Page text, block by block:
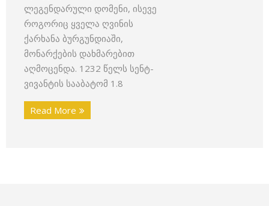
ლეგენდარული დომენი, ისევე
როგორიც ყველა ღვინის
ქარხანა ბურგუნდიაში,
მონარქების დახმარებით
აღმოცენდა. 1232 წელს სენტ-
ვივანტის სააბატომ 1.8
Read More